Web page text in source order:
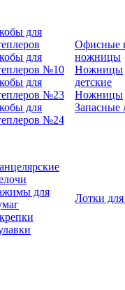
для
для
№10
для
№23
для
№24
Офисные
ножницы
Ножницы
детские
Ножницы
Запасные
для
Лотки